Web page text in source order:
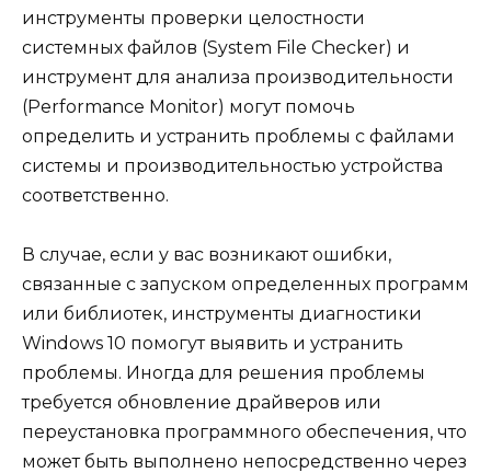
инструменты проверки целостности
системных файлов (System File Checker) и
инструмент для анализа производительности
(Performance Monitor) могут помочь
определить и устранить проблемы с файлами
системы и производительностью устройства
соответственно.
В случае, если у вас возникают ошибки,
связанные с запуском определенных программ
или библиотек, инструменты диагностики
Windows 10 помогут выявить и устранить
проблемы. Иногда для решения проблемы
требуется обновление драйверов или
переустановка программного обеспечения, что
может быть выполнено непосредственно через